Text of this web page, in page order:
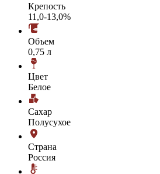
Крепость
11,0-13,0%
Объем
0,75 л
Цвет
Белое
Сахар
Полусухое
Страна
Россия